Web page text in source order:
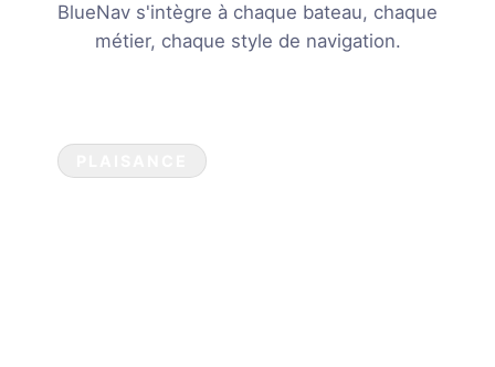
BlueNav s'intègre à chaque bateau, chaque
métier, chaque style de navigation.